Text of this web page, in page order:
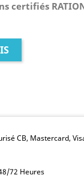
certifiés
CB, Mastercard,
72 Heures